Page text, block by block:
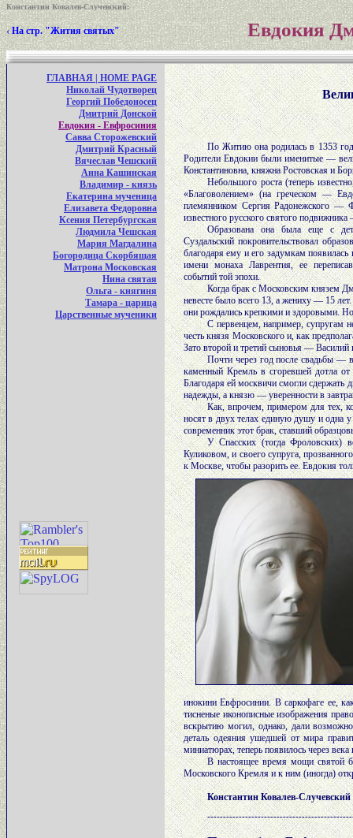
Константин Ковалев-Случевский:
‹ На стр. "Жития святых" Евдокия
ГЛАВНАЯ | HOME PAGE
Николай Чудотворец
Георгий Победоносец
Дмитрий Донской
Евдокия - Евфросиния
Савва Сторожевский
Дмитрий Красный
Вячеслав Чешский
Анна Кашинская
Владимир - князь
Екатерина мученица
Елизавета Федоровна
Ксения Петербургская
Людмила Чешская
Мария Магдалина
Богородица Скорбящая
Матрона Московская
Нина святая
Ольга - княгиня
Тамара - царица
Царственные мученики
По Житию она родилась в 1353
Родители Евдокии были именитые —
Константиновна, княжна Ростовская и
Небольшого роста (теперь
«Благоволением» (на греческом —
племянником Сергия Радонежского —
известного русского святого
Образована она была еще с
Суздальский покровительствовал
благодаря ему и его задумкам появилась
имени монаха Лаврентия, ее
событий той эпохи.
Когда брак с Московским князем
невесте было всего 13, а жениху — 15
они рождались крепкими и здоровыми.
С первенцем, например, супругам
честь князя Московского и, как
Зато второй и третий сыновья — Василий
Почти через год после свадьбы
каменный Кремль в сгоревшей дотла
Благодаря ей москвичи смогли сдержать
надежды, а князю — уверенности в
Как, впрочем, примером для тех,
носят в двух телах единую душу и одна
современник этот брак, ставший
У Спасских (тогда Фроловских)
Куликовом, и своего супруга,
к Москве, чтобы разорить ее. Евдокия
инокини Евфросинии. В саркофаге ее,
тисненые иконописные изображения
вскрытию могил, однако, дали
деталь одеяния ушедшей от мира
миниатюрах, теперь появилось через
В настоящее время мощи святой
Московского Кремля и к ним (иногда)
Константин Ковалев-Случевский